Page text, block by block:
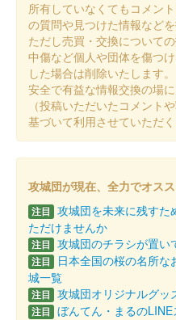
小田原城 御城印
販売終了
小田原城址公園に多数開花す
た御城印。
小田原城 御城印
販売終了
限定5000枚
小田原城 御城印
所有していなくてもコメン
の質問や見つけた情報などを
ただし売買・交換について
中傷など個人や団体を傷つ
した場合は削除いたします。
安全で有益な情報交換の場に
（投稿いただいたコメント
基づいて利用させていただく
攻城団が現在、全力でオス
注目 攻城団を未来に残すた
ただけませんか
注目 攻城団のチラシが置い
注目
日本全国の桜の名所
城一覧
注目 攻城団オリジナルグッ
注目 ぼんてん・まるの